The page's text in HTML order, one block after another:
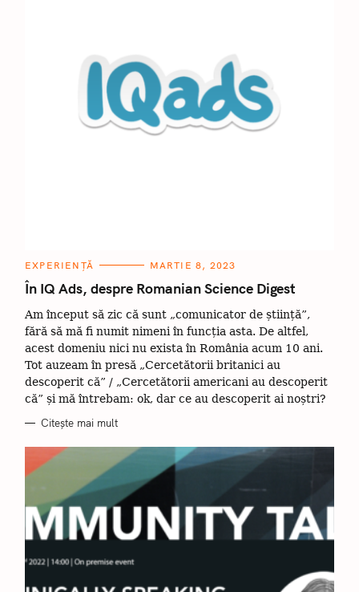
C
T
E
O
R
I
I
EXPERIENȚĂ MARTIE 8, 2023
În IQ Ads, despre Romanian Science Digest
Am început să zic că sunt „comunicator de știință”,
fără să mă fi numit nimeni în funcția asta. De altfel,
acest domeniu nici nu exista în România acum 10 ani.
Tot auzeam în presă „Cercetătorii britanici au
descoperit că” / „Cercetătorii americani au descoperit
că” și mă întrebam: ok, dar ce au descoperit ai noștri?
Citește mai mult